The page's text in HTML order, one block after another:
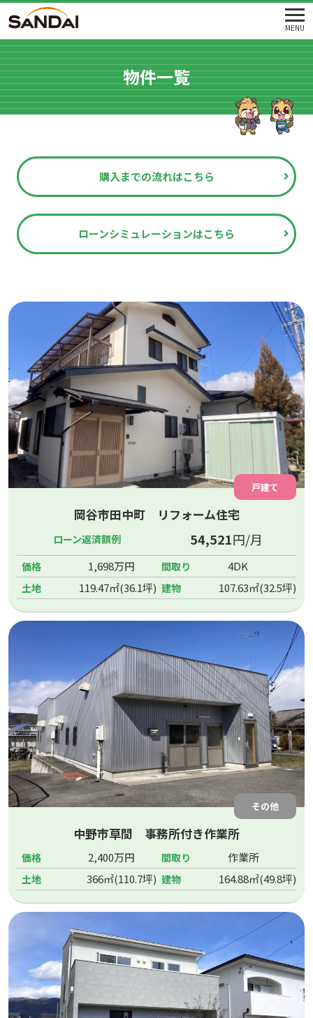
MENU
物件一覧
購入までの流れはこちら
ローンシミュレーションはこちら
戸建て
岡谷市田中町 リフォーム住宅
ローン返済額例 54,521円/月
価格 1,698万円 間取り 4DK
土地 119.47㎡(36.1坪) 建物 107.63㎡(32.5坪)
その他
中野市草間 事務所付き作業所
価格 2,400万円 間取り 作業所
土地 366㎡(110.7坪) 建物 164.88㎡(49.8坪)